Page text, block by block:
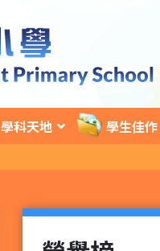
學科天地 學生佳作